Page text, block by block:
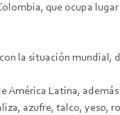
que ocupa
la situación
América Latina,
azufre, talco, yeso,